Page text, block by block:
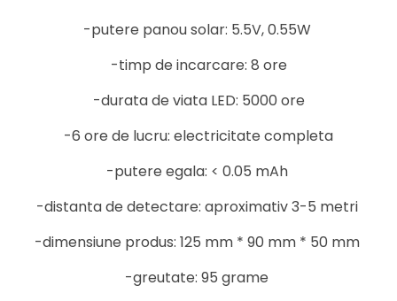
-putere panou solar: 5.5V, 0.55W
-timp de incarcare: 8 ore
-durata de viata LED: 5000 ore
-6 ore de lucru: electricitate completa
-putere egala: < 0.05 mAh
-distanta de detectare: aproximativ 3-5 metri
-dimensiune produs: 125 mm * 90 mm * 50 mm
-greutate: 95 grame